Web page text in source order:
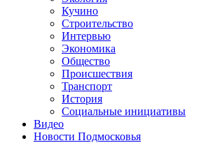
Кучино
Строительство
Интервью
Экономика
Общество
Происшествия
Транспорт
История
Социальные инициативы
Видео
Новости Подмосковья